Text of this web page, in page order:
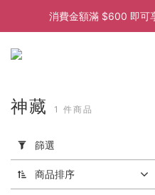
消費金額滿 $600 即可
消費金額滿 $600 即可
消費金額滿 $600 即可
用
選
神藏 1 件商品
篩選
商品排序